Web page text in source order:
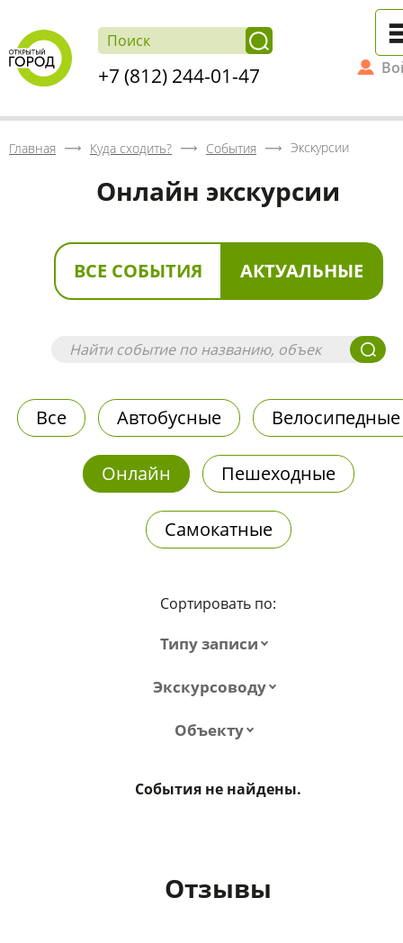
+7 (812) 244-01-47
Главная Куда сходить? События Экскурсии
Онлайн экскурсии
ВСЕ СОБЫТИЯ АКТУАЛЬНЫЕ
Все Автобусные Велосипедные
Онлайн Пешеходные
Самокатные
Сортировать по:
Типу записи
Экскурсоводу
Объекту
События не найдены.
Отзывы